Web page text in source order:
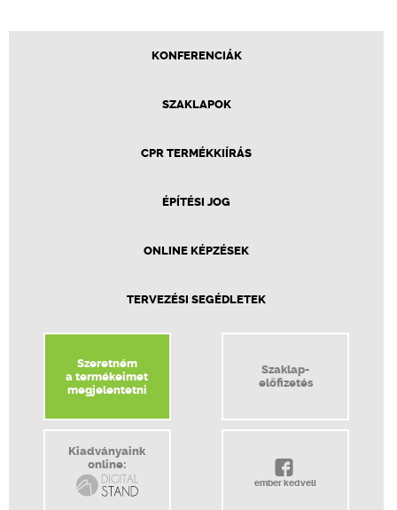
KONFERENCIÁK
SZAKLAPOK
CPR TERMÉKKIÍRÁS
ÉPÍTÉSI JOG
ONLINE KÉPZÉSEK
TERVEZÉSI SEGÉDLETEK
Szeretném
a termékeimet
megjelentetni
Szaklap-
előfizetés
Kiadványaink
online:
ember kedveli